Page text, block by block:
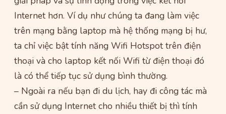
Internet hơn. Ví dụ như chúng ta đang làm việc
trên mạng bằng laptop mà hệ thống mạng bị hư,
ta chỉ việc bật tính năng Wifi Hotspot trên điện
thoại và cho laptop kết nối Wifi từ điện thoại đó
là có thể tiếp tục sử dụng bình thường.
– Ngoài ra nếu bạn đi du lịch, hay đi công tác mà
cần sử dụng Internet cho nhiều thiết bị thì tính